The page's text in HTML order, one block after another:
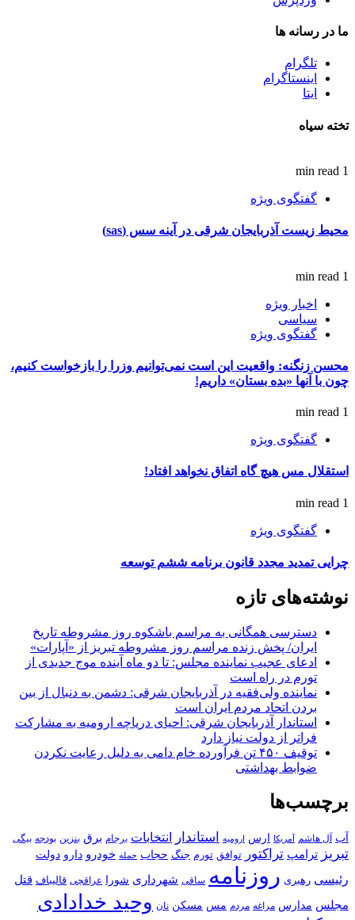
ما در رسانه ها
تلگرام
اینستاگرام
ایتا
تخته سیاه
1 min read
گفتگوی ویژه
محیط زیست آذربایجان شرقی در آینه سس (sas)
1 min read
اخبار ویژه
سیاسی
گفتگوی ویژه
محسن زنگنه: واقعیت این است نمی‌توانیم وزرا را بازخواست کنیم،
چون با آنها «بده بستان» داریم!
1 min read
گفتگوی ویژه
استقلال مس هیچ گاه اتفاق نخواهد افتاد!
1 min read
گفتگوی ویژه
چرایی تمدید مجدد قانون برنامه ششم توسعه
نوشته‌های تازه
دسترسی همگانی به مراسم باشکوه روز مشروطه تاریخ
ایران/ پخش زنده مراسم روز مشروطه تبریز از «آپارات»
ادعای عجیب نماینده مجلس: تا دو ماه آینده موج جدیدی از
تورم در راه است
نماینده ولی‌فقیه در آذربایجان شرقی: دشمن به دنبال از بین
بردن اتحاد مردم ایران است
استاندار آذربایجان شرقی: احیای دریاچه ارومیه به مشارکت
فراتر از دولت نیاز دارد
توقیف ۴۵۰ تن فرآورده خام دامی به دلیل رعایت نکردن
ضوابط بهداشتی
برچسب‌ها
آب آل هاشم آمریکا ارس ارومیه استاندار انتخابات برجام برق بنزین بودجه بیگی
تبریز ترامپ تراکتور توافق تورم جنگ حجاب حمله خودرو دارو دولت
رئیسی رهبری روزنامه ساقی شهرداری شورا عراقچی قالیباف قتل
مجلس مدارس مراغه مردم مس مسکن نان وحید خدادادی